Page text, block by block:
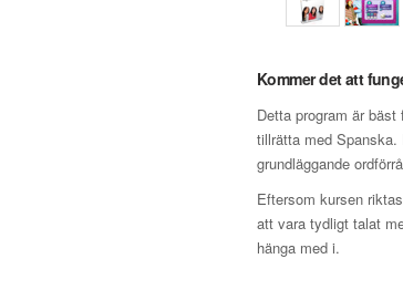
Kommer det att
Detta program är
tillrätta med
grundläggande
Eftersom kursen
att vara tydligt talat
hänga med i.